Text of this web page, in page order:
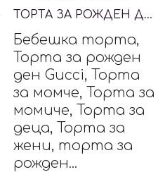
ТОРТА ЗА РОЖДЕН ДЕН GUCCI
Бебешка торта,
Торта за рожден
ден Gucci, Торта
за момче, Торта за
момиче, Торта за
деца, Торта за
жени, торта за
рожден...